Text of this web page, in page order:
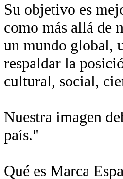
Su objetivo es
como más allá de
un mundo global,
respaldar la
cultural, social,
Nuestra imagen
país."
Qué es Marca